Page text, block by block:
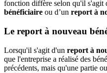
fonction diffère selon qu'il s'agit
bénéficiaire ou d’un report à
Le report à nouveau
Lorsqu'il s'agit d'un report à
que l'entreprise a réalisé des
précédents, mais qu'une partie